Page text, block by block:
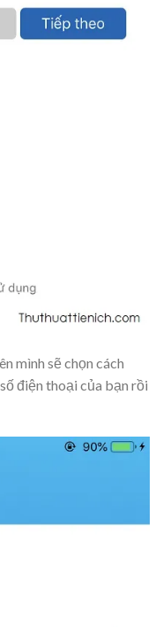
mình sẽ chọn cách
điện thoại của bạn rồi